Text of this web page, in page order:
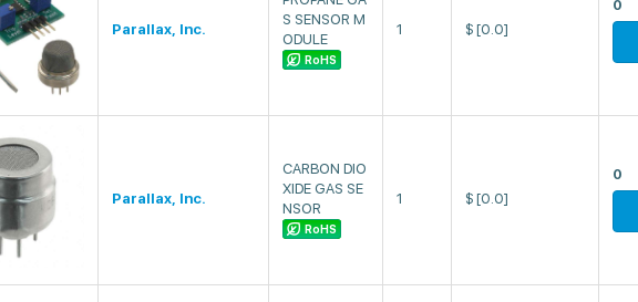
Parallax, Inc.
S SENSOR M
ODULE
RoHS
1 $ [0.0]
0
Parallax, Inc.
CARBON DIO
XIDE GAS SE
NSOR
RoHS
1 $ [0.0]
0